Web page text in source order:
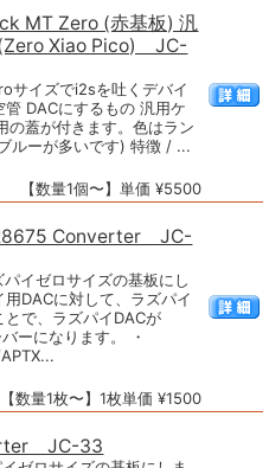
MT Zero (赤基板) 汎
Xiao Pico) JC-
サイズでi2sを吐くデバイ
管 DACにするもの 汎用ケ
の蓋が付きます。色はラン
ルーが多いです) 特徴 / ...
【数量1個〜】単価 ¥5500
Converter JC-
パイゼロサイズの基板にし
用DACに対して、ラズパイ
とで、ラズパイDACが
ーになります。 ・
【数量1枚〜】1枚単価 ¥1500
JC-33